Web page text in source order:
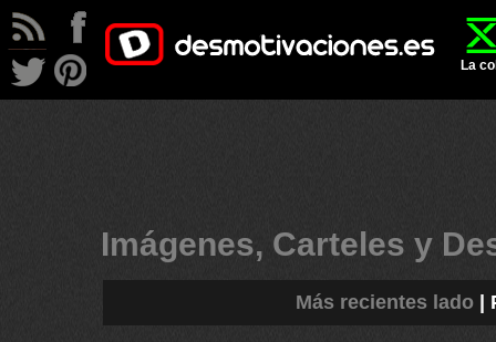
La
Imágenes, Carteles y
Más recientes lado